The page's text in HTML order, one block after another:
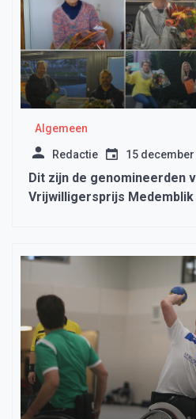
Algemeen
Redactie 15 december
Dit zijn de genomineerden
Vrijwilligersprijs Medemblik